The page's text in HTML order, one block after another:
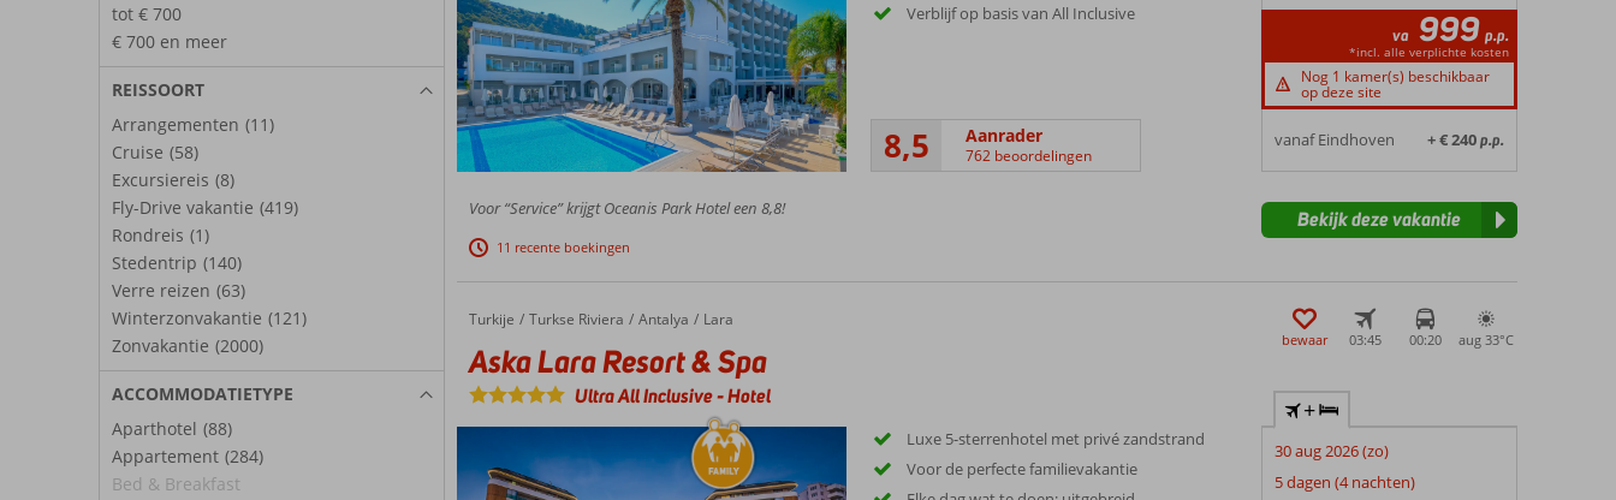
tot € 700
€ 700 en meer
REISSOORT
Arrangementen (11)
Cruise (58)
Excursiereis (8)
Fly-Drive vakantie (419)
Rondreis (1)
Stedentrip (140)
Verre reizen (63)
Winterzonvakantie (121)
Zonvakantie (2000)
ACCOMMODATIETYPE
Aparthotel (88)
Appartement (284)
Bed & Breakfast
Verblijf op basis van All Inclusive
8,5 Aanrader
762 beoordelingen
va 999 p.p.
*incl. alle verplichte kosten
Nog 1 kamer(s) beschikbaar
op deze site
vanaf Eindhoven + € 240p.p.
Voor “Service” krijgt Oceanis Park Hotel een 8,8!
11 recente boekingen
Bekijk deze vakantie
Home
Turkije Turkse Riviera Antalya Lara
Aska Lara Resort & Spa
Aska Lara Resort & Spa
Ultra All Inclusive-Hotel
bewaar 03:45 00:20 aug 33°C
Luxe 5-sterrenhotel met privé zandstrand
Voor de perfecte familievakantie
+
30 aug 2026 (zo)
5 dagen (4 nachten)